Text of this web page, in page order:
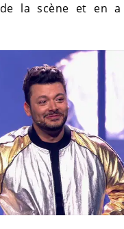
la scène et en a